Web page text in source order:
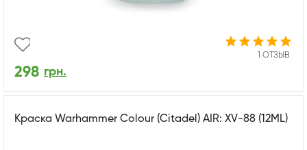
1 ОТЗЫВ
298 грн.
Краска Warhammer Colour (Citadel) AIR: XV-88 (12ML)